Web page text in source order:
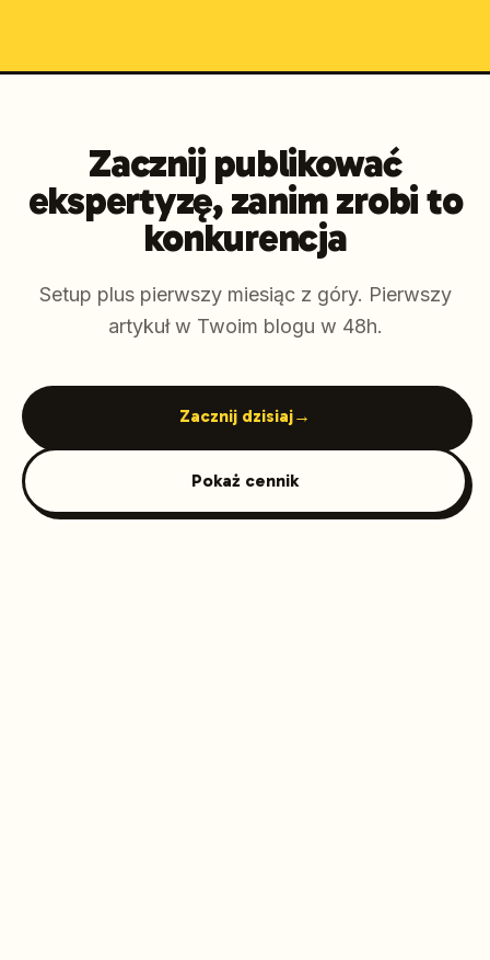
Zacznij publikować
ekspertyzę, zanim zrobi to
konkurencja
Setup plus pierwszy miesiąc z góry. Pierwszy
artykuł w Twoim blogu w 48h.
Zacznij dzisiaj→
Pokaż cennik